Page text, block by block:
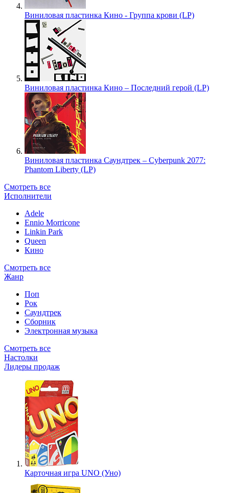
Виниловая пластинка Кино - Группа крови (LP)
Виниловая пластинка Кино – Последний герой (LP)
Виниловая пластинка Саундтрек – Cyberpunk 2077:
Phantom Liberty (LP)
Смотреть все
Исполнители
Adele
Ennio Morricone
Linkin Park
Queen
Кино
Смотреть все
Жанр
Поп
Рок
Саундтрек
Сборник
Электронная музыка
Смотреть все
Настолки
Лидеры продаж
Карточная игра UNO (Уно)